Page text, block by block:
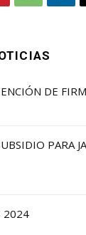
DE
PARA
2024